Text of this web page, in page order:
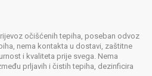
očišćenih tepiha, poseban odvoz
nema kontakta u dostavi, zaštitne
i kvaliteta prije svega. Nema
prljavih i čistih tepiha, dezinficira